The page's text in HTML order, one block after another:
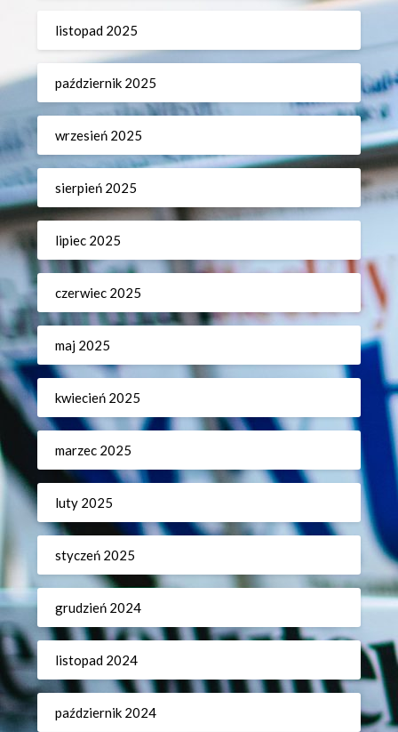
listopad 2025
październik 2025
wrzesień 2025
sierpień 2025
lipiec 2025
czerwiec 2025
maj 2025
kwiecień 2025
marzec 2025
luty 2025
styczeń 2025
grudzień 2024
listopad 2024
październik 2024